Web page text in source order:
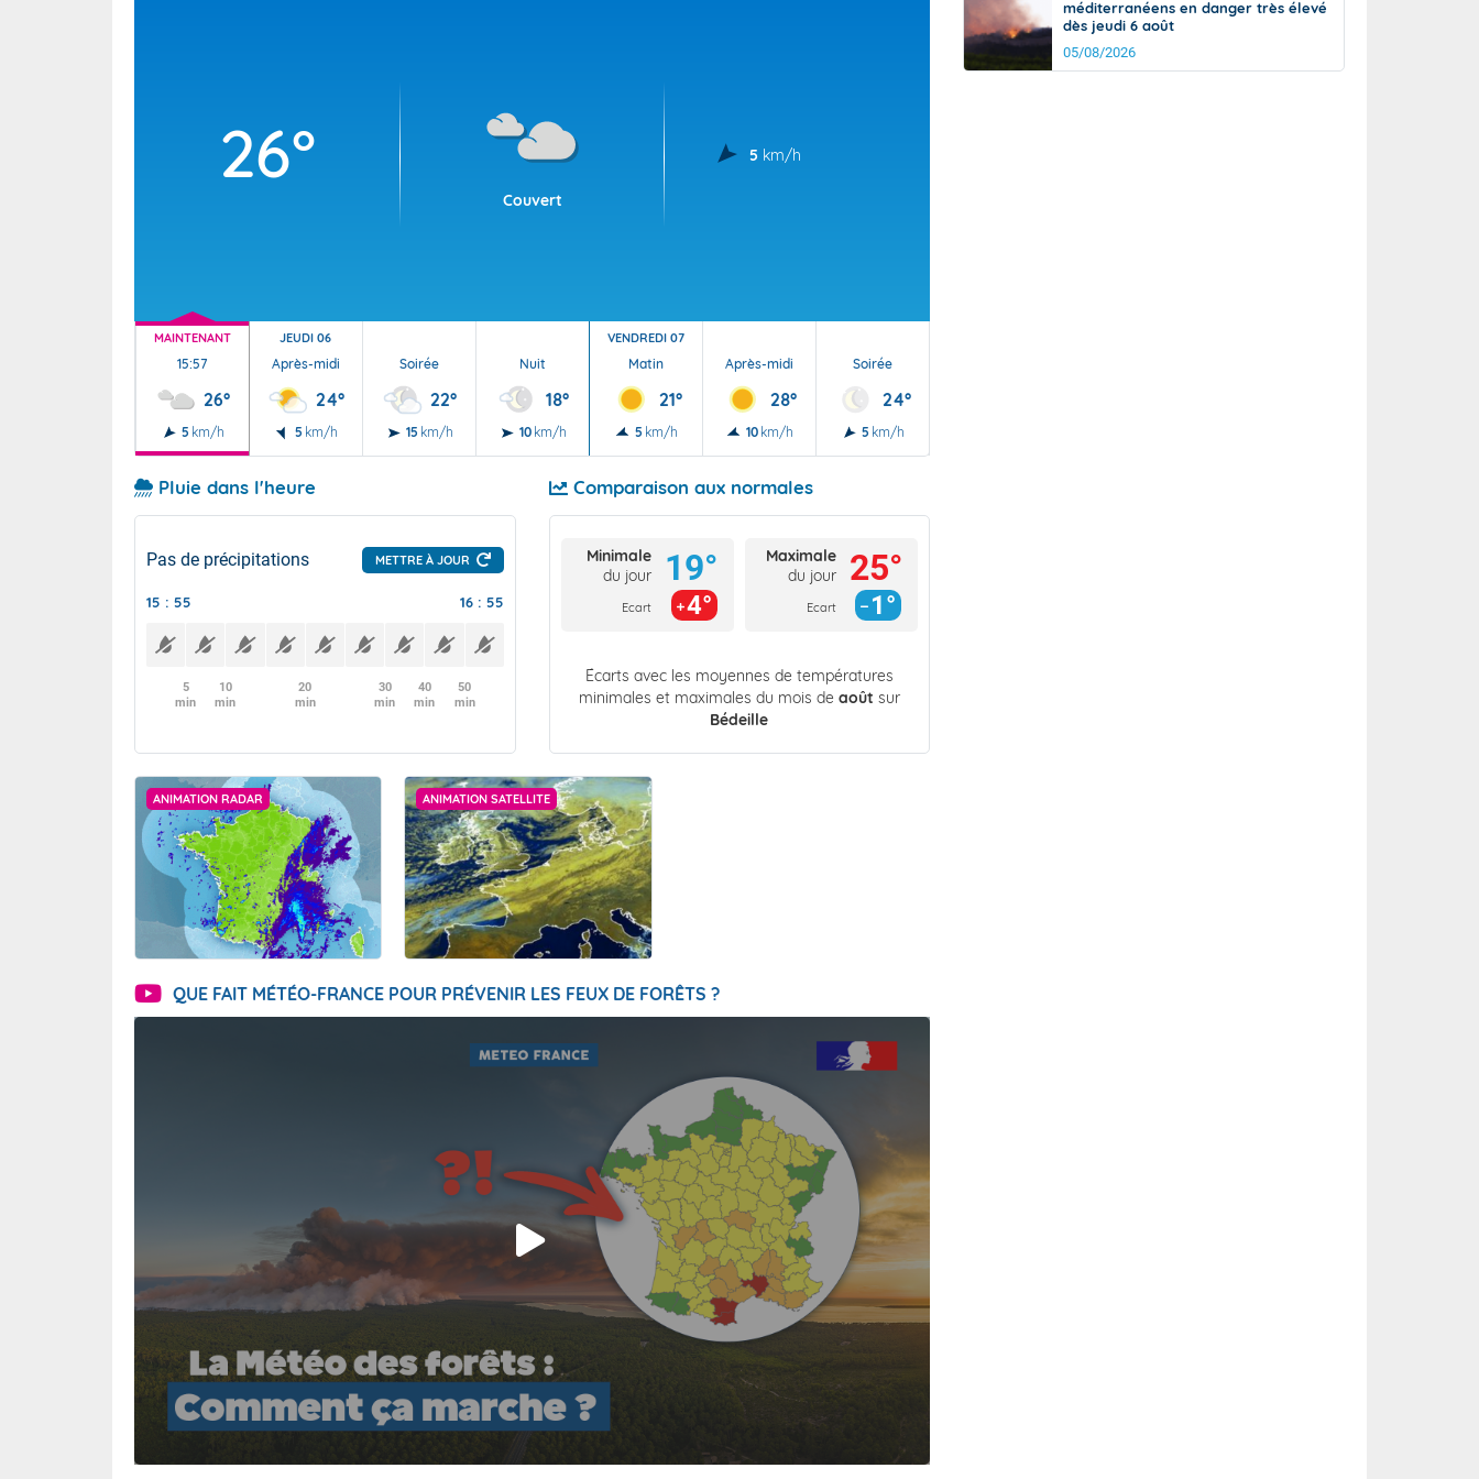
26°
Couvert
5 km/h
MAINTENANT
15:57
26°
5 km/h
JEUDI 06
Après-midi
24°
5 km/h
Soirée
22°
15 km/h
Nuit
18°
10 km/h
VENDREDI 07
Matin
21°
5 km/h
Après-midi
28°
10 km/h
Soirée
24°
5 km/h
Pluie dans l'heure
Pas de précipitations METTRE À JOUR
15 : 55 16 : 55
5
min
10
min
20
min
30
min
40
min
50
min
Comparaison aux normales
Minimale
du jour
Ecart
19°
4°
Maximale
du jour
Ecart
25°
1°
Écarts avec les moyennes de températures
minimales et maximales du mois de août sur
Bédeille
ANIMATION RADAR ANIMATION SATELLITE
QUE FAIT MÉTÉO-FRANCE POUR PRÉVENIR LES FEUX DE FORÊTS ?
méditerranéens en danger très élevé
dès jeudi 6 août
05/08/2026